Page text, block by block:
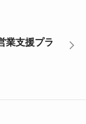
業支援プラ